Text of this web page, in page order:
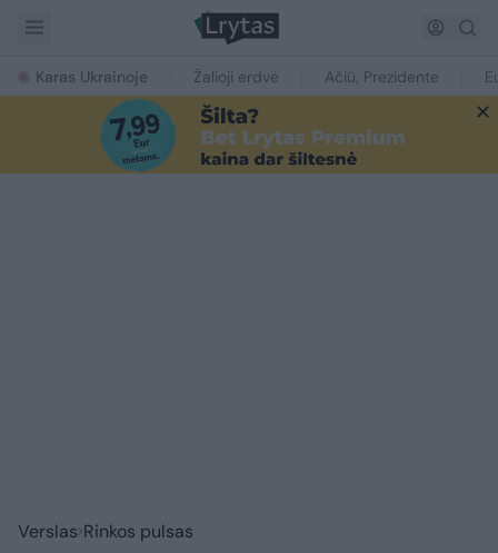
Karas Ukrainoje Žalioji erdvė Ačiū, Prezidente
Verslas Rinkos pulsas